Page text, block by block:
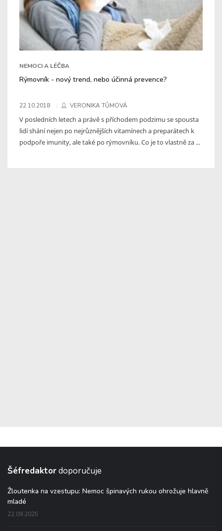
NEMOCI A LÉČBA
Rýmovník - nový trend, nebo účinná prevence?
22.10.2018 VERONIKA TŮMOVÁ
V posledních letech a právě s příchodem podzimu se spousta
lidí shání nejen po nejrůznějších vitamínech a preparátech k
podpoře imunity, ale také po rýmovníku. Co je to vlastně za ...
Šéfredaktordoporučuje
Žloutenka na vzestupu: Nemoc špinavých rukou ohrožuje hlavně
mladé
22.09.2025